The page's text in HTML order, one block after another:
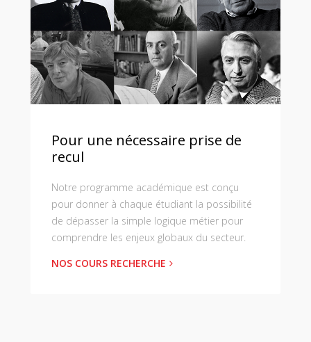
Pour une nécessaire prise de
recul
Notre programme académique est conçu
pour donner à chaque étudiant la possibilité
de dépasser la simple logique métier pour
comprendre les enjeux globaux du secteur.
NOS COURS RECHERCHE